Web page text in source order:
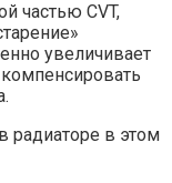
частью CVT,
увеличивает
радиаторе в этом